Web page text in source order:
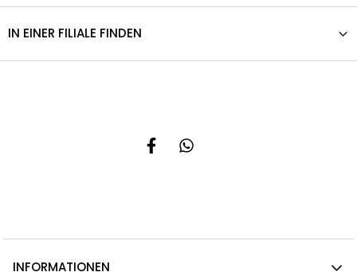
IN EINER FILIALE FINDEN
INFORMATIONEN